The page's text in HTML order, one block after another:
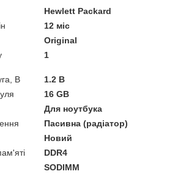
Hewlett Packard
12 міс
Original
1
В
1.2 В
16 GB
Для ноутбука
Пасивна (радіатор)
Новий
DDR4
SODIMM